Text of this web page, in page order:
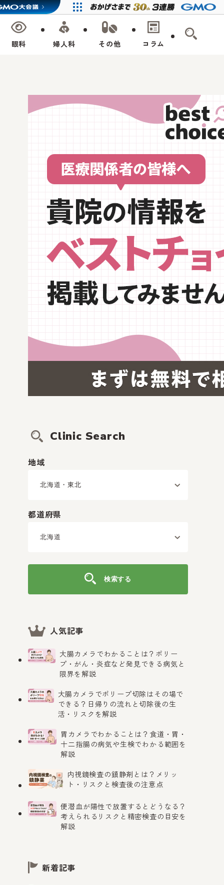
眼科 婦人科 その他 コラム
Clinic Search
地域
都道府県
検索する
人気記事
大腸カメラでわかることは？ポリー
プ・がん・炎症など発見できる病気と
限界を解説
大腸カメラでポリープ切除はその場で
できる？日帰りの流れと切除後の生
活・リスクを解説
胃カメラでわかることは？食道・胃・
十二指腸の病気や生検でわかる範囲を
解説
内視鏡検査の鎮静剤とは？メリッ
ト・リスクと検査後の注意点
便潜血が陽性で放置するとどうなる？
考えられるリスクと精密検査の目安を
解説
新着記事